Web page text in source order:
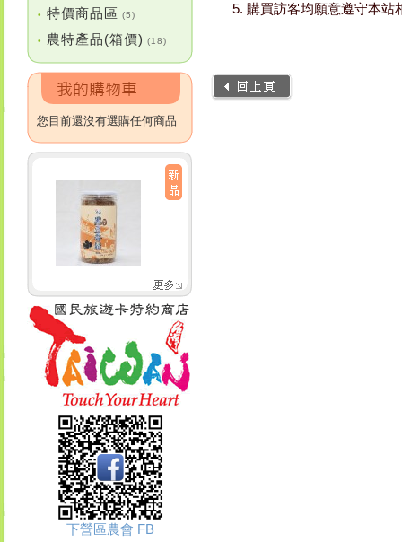
• 特價商品區 (5)
• 農特產品(箱價) (18)
您目前還沒有選購任何商品
下營區農會 FB
購買訪客均願意遵守本站